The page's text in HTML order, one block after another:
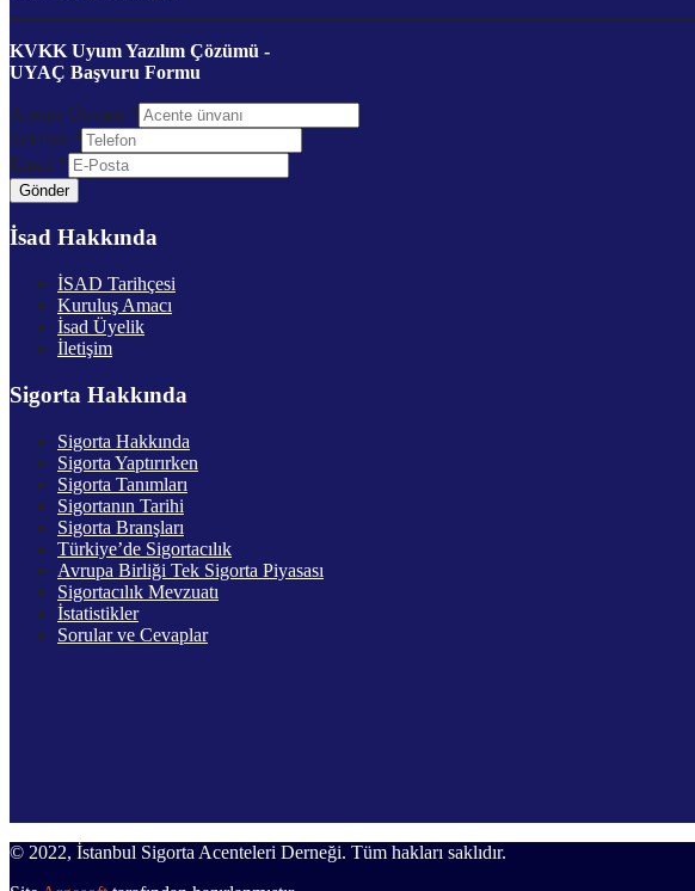
KVKK Uyum Yazılım Çözümü -
UYAÇ Başvuru Formu
Acente Ünvanı *
Telefon *
Email *
Gönder
İsad Hakkında
İSAD Tarihçesi
Kuruluş Amacı
İsad Üyelik
İletişim
Sigorta Hakkında
Sigorta Hakkında
Sigorta Yaptırırken
Sigorta Tanımları
Sigortanın Tarihi
Sigorta Branşları
Türkiye’de Sigortacılık
Avrupa Birliği Tek Sigorta Piyasası
Sigortacılık Mevzuatı
İstatistikler
Sorular ve Cevaplar
© 2022, İstanbul Sigorta Acenteleri Derneği. Tüm hakları saklıdır.